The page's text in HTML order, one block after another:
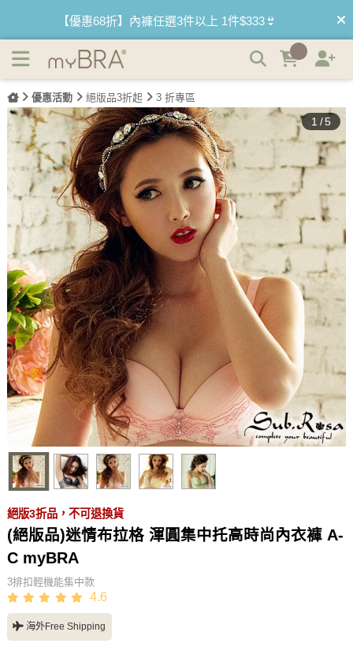
myBRA 最懂妳的內衣品牌
【買內衣免運費】台灣滿1200運費0元🚛
【首購優惠】新客最高可折$150再免運❗
【夏日滿額贈】把衣物壓縮收納袋回家 🌞
【父親節快樂】男內褲5件$999🧔
優惠活動 絕版品3折起 3 折專區
1 /5
絕版3折品，不可退換貨
(絕版品)迷情布拉格 渾圓集中托高時尚內衣褲 A-
C myBRA
3排扣輕機能集中款
4.6
海外Free Shipping